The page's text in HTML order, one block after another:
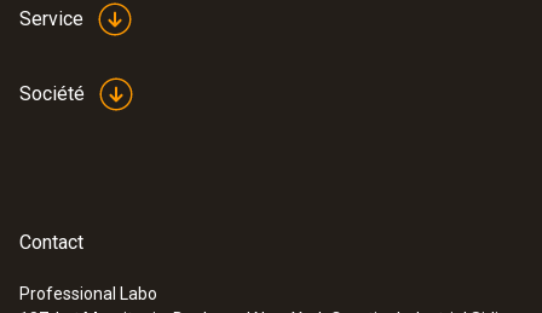
Service
Société
Contact
Professional Labo